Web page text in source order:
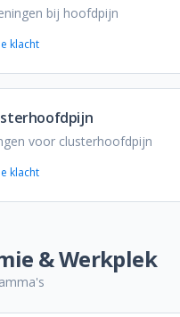
bij hoofdpijn
klacht
voor clusterhoofdpijn
klacht
& Werkplek